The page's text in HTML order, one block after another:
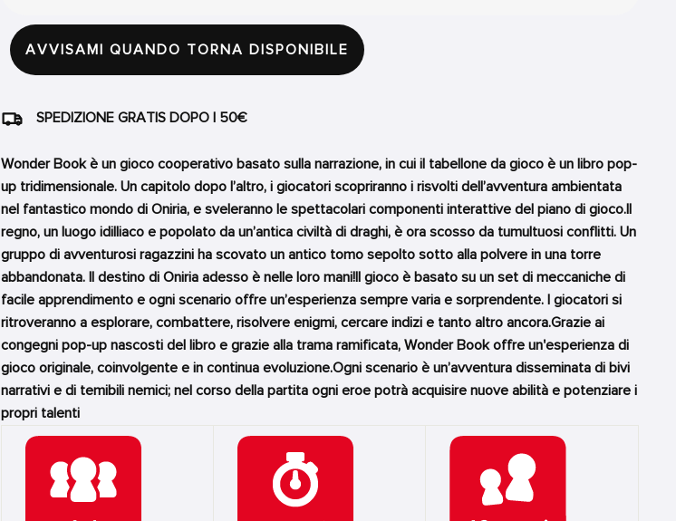
AVVISAMI QUANDO TORNA DISPONIBILE
SPEDIZIONE GRATIS DOPO I 50€
Wonder Book è un gioco cooperativo basato sulla narrazione, in cui il tabellone da gioco è un libro pop-
up tridimensionale. Un capitolo dopo l’altro, i giocatori scopriranno i risvolti dell’avventura ambientata
nel fantastico mondo di Oniria, e sveleranno le spettacolari componenti interattive del piano di gioco.Il
regno, un luogo idilliaco e popolato da un’antica civiltà di draghi, è ora scosso da tumultuosi conflitti. Un
gruppo di avventurosi ragazzini ha scovato un antico tomo sepolto sotto alla polvere in una torre
abbandonata. Il destino di Oniria adesso è nelle loro mani!Il gioco è basato su un set di meccaniche di
facile apprendimento e ogni scenario offre un’esperienza sempre varia e sorprendente. I giocatori si
ritroveranno a esplorare, combattere, risolvere enigmi, cercare indizi e tanto altro ancora.Grazie ai
congegni pop-up nascosti del libro e grazie alla trama ramificata, Wonder Book offre un'esperienza di
gioco originale, coinvolgente e in continua evoluzione.Ogni scenario è un’avventura disseminata di bivi
narrativi e di temibili nemici; nel corso della partita ogni eroe potrà acquisire nuove abilità e potenziare i
propri talenti